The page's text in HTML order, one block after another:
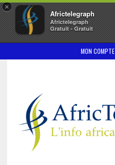
×
Africtelegraph
Africtelegraph
Gratuit - Gratuit
MON COMPTE